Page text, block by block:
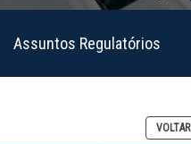
Assuntos Regulatórios
VOLTAR